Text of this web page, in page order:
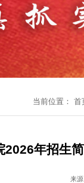
当前位置： 首
2026年招生
来